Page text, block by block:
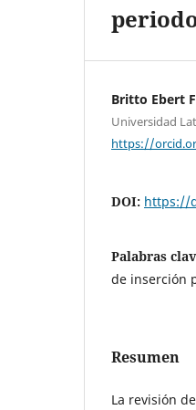
Britto Ebert
Universidad
https://
DOI: https://
Palabras
de inserción
Resumen
La revisión